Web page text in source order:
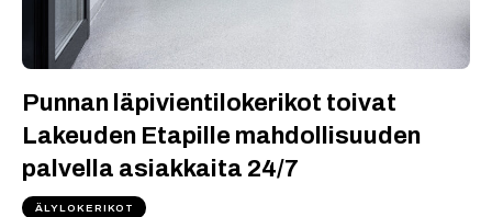
Punnan läpivientilokerikot toivat
Lakeuden Etapille mahdollisuuden
palvella asiakkaita 24/7
ÄLYLOKERIKOT